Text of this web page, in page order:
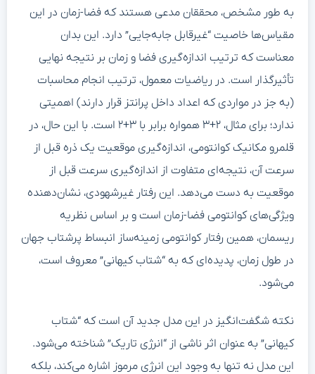
به طور مشخص، محققان مدعی هستند که فضا-زمان در این
مقیاس‌ها خاصیت “غیرقابل جابه‌جایی” دارد. این بدان
معناست که ترتیب اندازه‌گیری فضا و زمان بر نتیجه نهایی
تأثیرگذار است. در ریاضیات معمول، ترتیب انجام محاسبات
(به جز در مواردی که اعداد داخل پرانتز قرار دارند) اهمیتی
ندارد؛ برای مثال، ۲+۳ همواره برابر با ۳+۲ است. با این حال، در
قلمرو مکانیک کوانتومی، اندازه‌گیری موقعیت یک ذره قبل از
سرعت آن، نتیجه‌ای متفاوت از اندازه‌گیری سرعت قبل از
موقعیت به دست می‌دهد. این رفتار غیرشهودی، نشان‌دهنده
ویژگی‌های کوانتومی فضا-زمان است و بر اساس نظریه
ریسمان، همین رفتار کوانتومی زمینه‌ساز انبساط پرشتاب جهان
در طول زمان، پدیده‌ای که به “شتاب کیهانی” معروف است،
می‌شود.
نکته شگفت‌انگیز در این مدل جدید آن است که “شتاب
کیهانی” به عنوان اثر ناشی از “انرژی تاریک” شناخته می‌شود.
این مدل نه تنها به وجود این انرژی مرموز اشاره می‌کند، بلکه